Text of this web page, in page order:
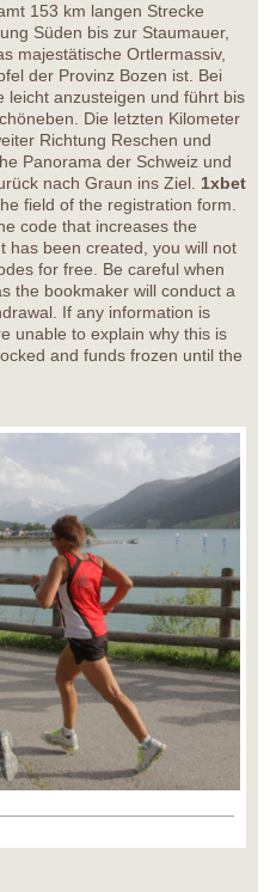
153 km langen Strecke
Süden bis zur Staumauer,
majestätische Ortlermassiv,
der Provinz Bozen ist. Bei
leicht anzusteigen und führt bis
Die letzten Kilometer
Richtung Reschen und
Panorama der Schweiz und
nach Graun ins Ziel. 1xbet
field of the registration form.
code that increases the
has been created, you will not
for free. Be careful when
the bookmaker will conduct a
If any information is
unable to explain why this is
and funds frozen until the